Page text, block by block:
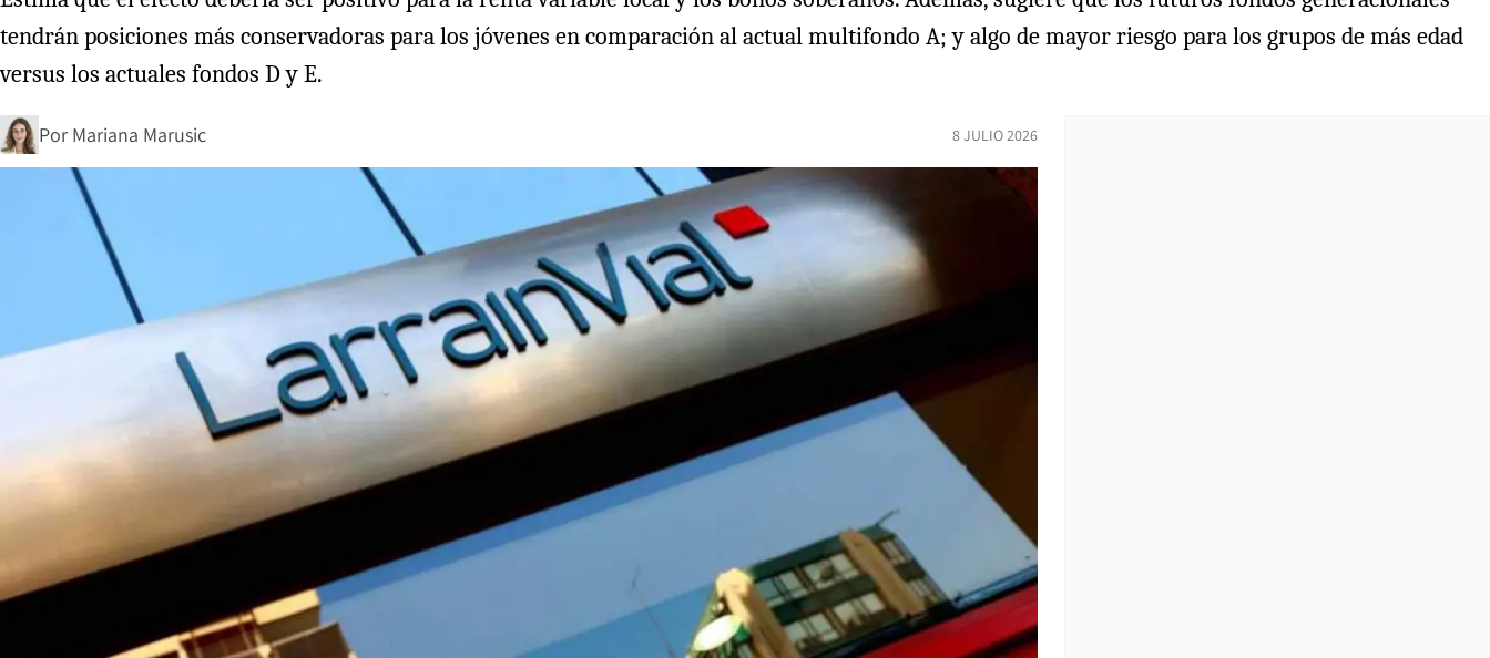
tendrán posiciones más conservadoras para los jóvenes en comparación al actual multifondo A; y algo de mayor riesgo para los grupos de más edad
versus los actuales fondos D y E.
Por Mariana Marusic 8 JULIO 2026